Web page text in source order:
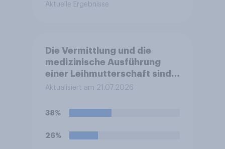
Aktuelle Ergebnisse
Die Vermittlung und die
medizinische Ausführung
einer Leihmutterschaft sind
in Deutschland anders als in
verboten. Wie stehen Sie zu
diesem Verbot?
Aktualisiert am 21.07.2026
38%
26%